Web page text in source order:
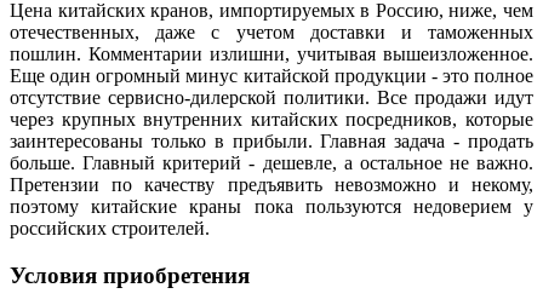
Цена китайских кранов, импортируемых в Россию, ниже, чем
отечественных, даже с учетом доставки и таможенных
пошлин. Комментарии излишни, учитывая вышеизложенное.
Еще один огромный минус китайской продукции - это полное
отсутствие сервисно-дилерской политики. Все продажи идут
через крупных внутренних китайских посредников, которые
заинтересованы только в прибыли. Главная задача - продать
больше. Главный критерий - дешевле, а остальное не важно.
Претензии по качеству предъявить невозможно и некому,
поэтому китайские краны пока пользуются недоверием у
российских строителей.
Условия приобретения